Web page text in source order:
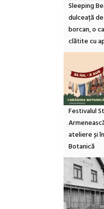
Sleeping
dulceață
borcan, o
clătite cu
Festivalul
ateliere și
Botanică